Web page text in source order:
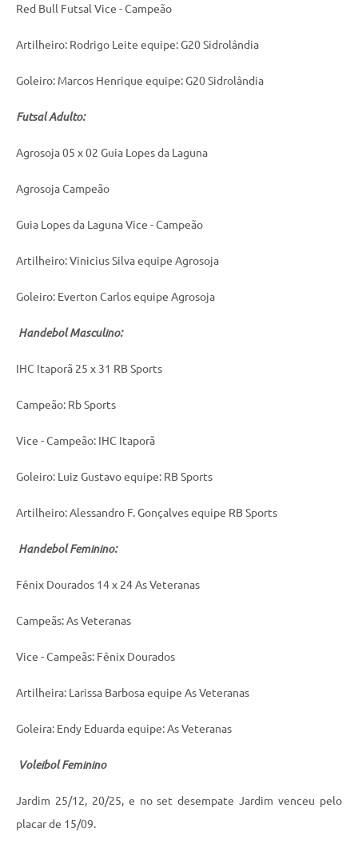
Red Bull Futsal Vice - Campeão
Artilheiro: Rodrigo Leite equipe: G20 Sidrolândia
Goleiro: Marcos Henrique equipe: G20 Sidrolândia
Futsal Adulto:
Agrosoja 05 x 02 Guia Lopes da Laguna
Agrosoja Campeão
Guia Lopes da Laguna Vice - Campeão
Artilheiro: Vinicius Silva equipe Agrosoja
Goleiro: Everton Carlos equipe Agrosoja
Handebol Masculino:
IHC Itaporã 25 x 31 RB Sports
Campeão: Rb Sports
Vice - Campeão: IHC Itaporã
Goleiro: Luiz Gustavo equipe: RB Sports
Artilheiro: Alessandro F. Gonçalves equipe RB Sports
Handebol Feminino:
Fênix Dourados 14 x 24 As Veteranas
Campeãs: As Veteranas
Vice - Campeãs: Fênix Dourados
Artilheira: Larissa Barbosa equipe As Veteranas
Goleira: Endy Eduarda equipe: As Veteranas
Voleibol Feminino
Jardim 25/12, 20/25, e no set desempate Jardim venceu pelo
placar de 15/09.